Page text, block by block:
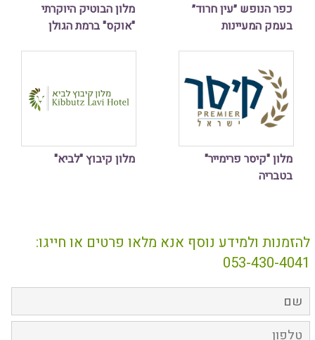
מלון הבוטיק היוקרתי
"אוקס" ברמת הגולן
כפר הנופש ״עין חרוד״
בעמק המעיינות
מלון קיבוץ "לביא"
מלון "קיסר פרימייר"
בטבריה